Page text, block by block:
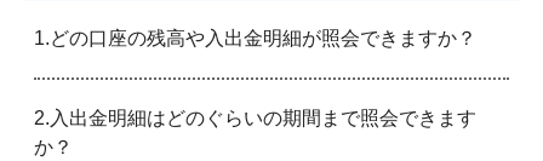
1.どの口座の残高や入出金明細が照会できますか？
2.入出金明細はどのぐらいの期間まで照会できます
か？